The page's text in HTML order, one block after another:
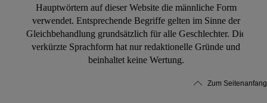
Hauptwörtern auf dieser Website die männliche Form
verwendet. Entsprechende Begriffe gelten im Sinne der
Gleichbehandlung grundsätzlich für alle Geschlechter. Die
verkürzte Sprachform hat nur redaktionelle Gründe und
beinhaltet keine Wertung.
Zum Seitenanfang